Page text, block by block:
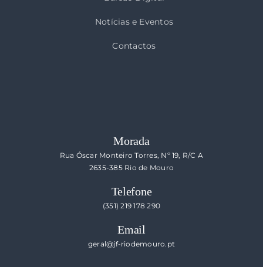
Notícias e Eventos
Contactos
Morada
Rua Óscar Monteiro Torres, Nº 19, R/C A
2635-385 Rio de Mouro
Telefone
(351) 219 178 290
Email
geral@jf-riodemouro.pt